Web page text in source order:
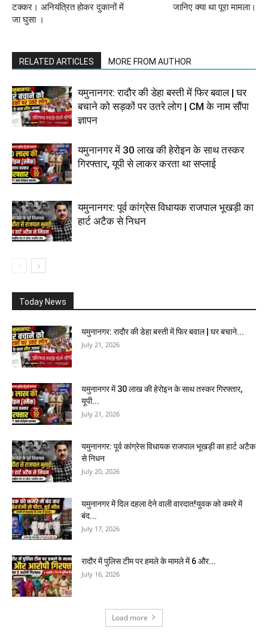
टक्कर। अनियंत्रित होकर दुकानों में
जा घुसा ।
जानिए क्या था पूरा मामला।
RELATED ARTICLES MORE FROM AUTHOR
यमुनानगर: रादौर की डेहा बस्ती में फिर बवाल | घर
बचाने को सड़कों पर उतरे लोग | CM के नाम सौंपा
ज्ञापन
यमुनानगर में 30 लाख की हेरोइन के साथ तस्कर
गिरफ्तार, यूपी से लाकर करता था सप्लाई
यमुनानगर: पूर्व कांग्रेस विधायक राजपाल भूखड़ी का
हार्ट अटैक से निधन
Today News
यमुनानगर: रादौर की डेहा बस्ती में फिर बवाल | घर बचाने...
July 21, 2026
यमुनानगर में 30 लाख की हेरोइन के साथ तस्कर गिरफ्तार,
यूपी...
July 21, 2026
यमुनानगर: पूर्व कांग्रेस विधायक राजपाल भूखड़ी का हार्ट अटैक
से निधन
July 20, 2026
यमुनानगर में दिल दहला देने वाली वारदात!युवक को कमरे में
बंद...
July 17, 2026
रादौर में पुलिस टीम पर हमले के मामले में 6 और...
July 16, 2026
Load more